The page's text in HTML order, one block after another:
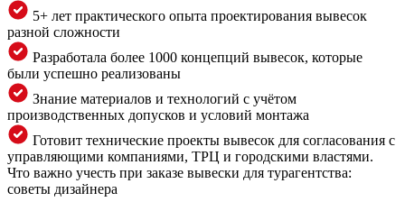
5+ лет практического опыта проектирования вывесок
разной сложности
Разработала более 1000 концепций вывесок, которые
были успешно реализованы
Знание материалов и технологий с учётом
производственных допусков и условий монтажа
Готовит технические проекты вывесок для согласования с
управляющими компаниями, ТРЦ и городскими властями.
Что важно учесть при заказе вывески для турагентства:
советы дизайнера